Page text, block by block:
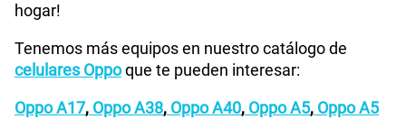
hogar!
Tenemos más equipos en nuestro catálogo de
celulares Oppoque te pueden interesar:
Oppo A17, Oppo A38, Oppo A40, Oppo A5, Oppo A5